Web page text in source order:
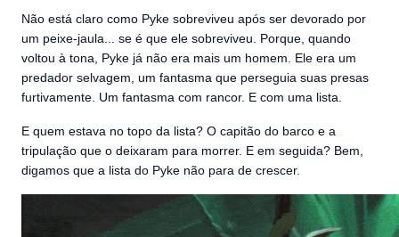
Não está claro como Pyke sobreviveu após ser devorado por
um peixe-jaula... se é que ele sobreviveu. Porque, quando
voltou à tona, Pyke já não era mais um homem. Ele era um
predador selvagem, um fantasma que perseguia suas presas
furtivamente. Um fantasma com rancor. E com uma lista.
E quem estava no topo da lista? O capitão do barco e a
tripulação que o deixaram para morrer. E em seguida? Bem,
digamos que a lista do Pyke não para de crescer.